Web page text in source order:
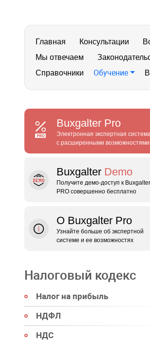
Главная Консультации
Мы отвечаем
Справочники Обучение
Buxgalter Pro
Электронная экспертная
с расширенными возможностями
Buxgalter Demo
Получите демо‑доступ к Buxgalter
PRO совершенно бесплатно
О Buxgalter Pro
Узнайте больше об экспертной
системе и ее возможностях
Налоговый кодекс
Налог на прибыль
НДФЛ
НДС